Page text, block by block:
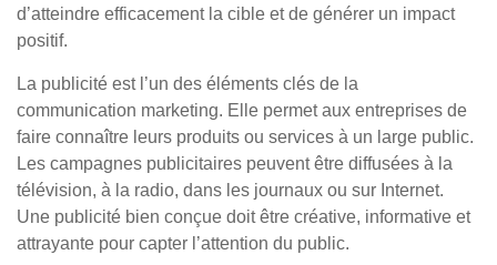
d’atteindre efficacement la cible et de générer un impact
positif.
La publicité est l’un des éléments clés de la
communication marketing. Elle permet aux entreprises de
faire connaître leurs produits ou services à un large public.
Les campagnes publicitaires peuvent être diffusées à la
télévision, à la radio, dans les journaux ou sur Internet.
Une publicité bien conçue doit être créative, informative et
attrayante pour capter l’attention du public.